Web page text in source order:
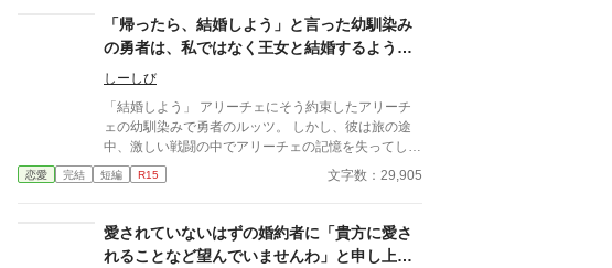
「帰ったら、結婚しよう」と言った幼馴染み
の勇者は、私ではなく王女と結婚するようで
すしーしび
「結婚しよう」 アリーチェにそう約束したアリーチ
ェの幼馴染みで勇者のルッツ。 しかし、彼は旅の途
中、激しい戦闘の中でアリーチェの記憶を失ってしま
う。 それでも、アリーチェはルッツに会いたくて魔
王討伐を果たした彼の帰還を祝う席に忍び込むも、そ
恋愛 完結 短編 R15 文字数：29,905
愛されていないはずの婚約者に「貴方に愛さ
れることなど望んでいませんわ」と申し上げ